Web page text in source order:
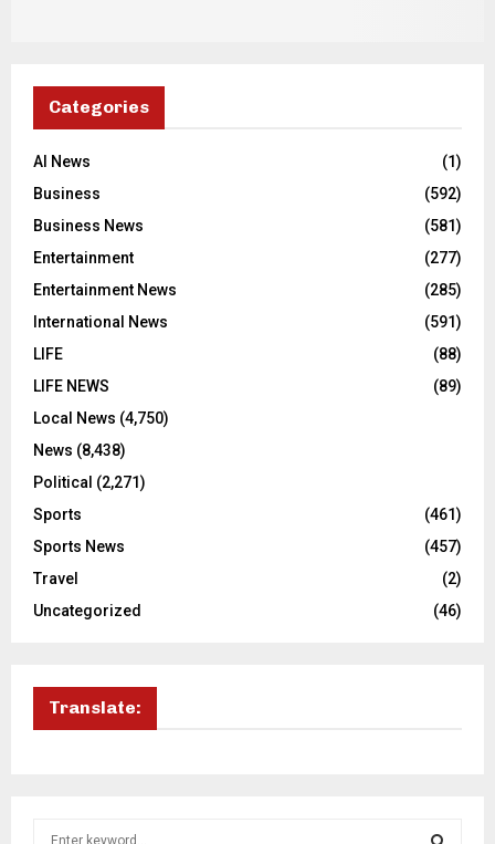
Categories
AI News
(1)
Business
(592)
Business News
(581)
Entertainment
(277)
Entertainment News
(285)
International News
(591)
LIFE
(88)
LIFE NEWS
(89)
Local News (4,750)
News (8,438)
Political (2,271)
Sports
(461)
Sports News
(457)
Travel
(2)
Uncategorized
(46)
Translate: